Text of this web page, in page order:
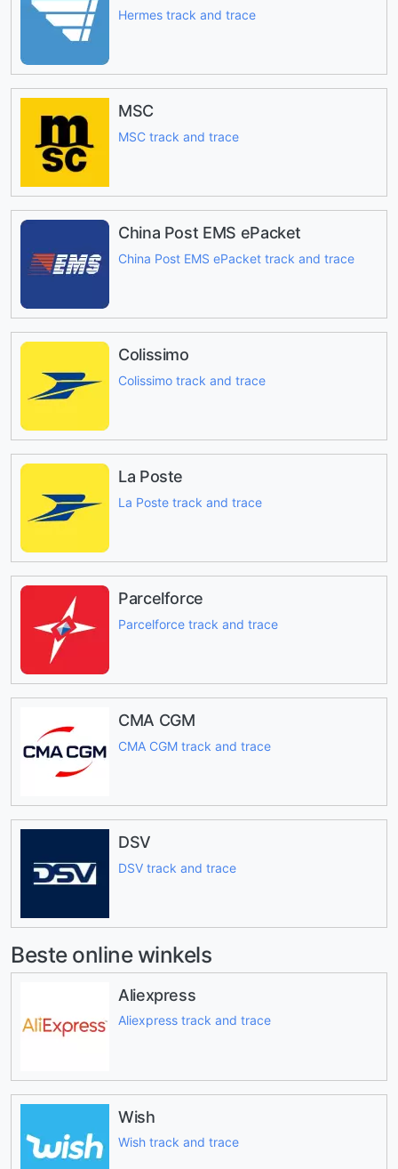
Hermes track and trace
MSC
MSC track and trace
China Post EMS ePacket
China Post EMS ePacket track and trace
Colissimo
Colissimo track and trace
La Poste
La Poste track and trace
Parcelforce
Parcelforce track and trace
CMA CGM
CMA CGM track and trace
DSV
DSV track and trace
Beste online winkels
Aliexpress
Aliexpress track and trace
Wish
Wish track and trace